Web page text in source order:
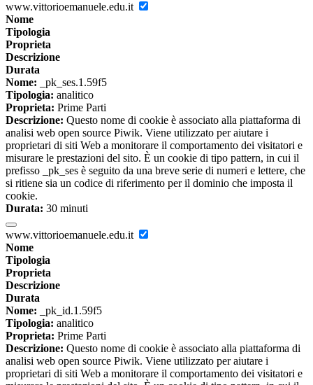
www.vittorioemanuele.edu.it
Nome
Tipologia
Proprieta
Descrizione
Durata
Nome: _pk_ses.1.59f5
Tipologia: analitico
Proprieta: Prime Parti
Descrizione: Questo nome di cookie è associato alla piattaforma di
analisi web open source Piwik. Viene utilizzato per aiutare i
proprietari di siti Web a monitorare il comportamento dei visitatori e
misurare le prestazioni del sito. È un cookie di tipo pattern, in cui il
prefisso _pk_ses è seguito da una breve serie di numeri e lettere, che
si ritiene sia un codice di riferimento per il dominio che imposta il
cookie.
Durata: 30 minuti
www.vittorioemanuele.edu.it
Nome
Tipologia
Proprieta
Descrizione
Durata
Nome: _pk_id.1.59f5
Tipologia: analitico
Proprieta: Prime Parti
Descrizione: Questo nome di cookie è associato alla piattaforma di
analisi web open source Piwik. Viene utilizzato per aiutare i
proprietari di siti Web a monitorare il comportamento dei visitatori e